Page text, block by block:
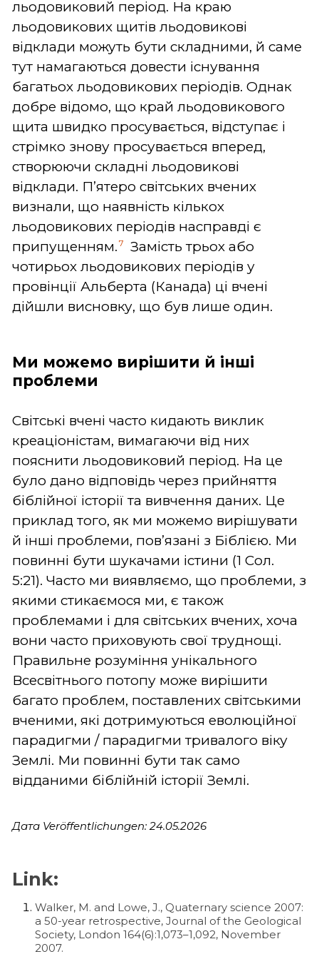
льодовиковий період. На краю
льодовикових щитів льодовикові
відклади можуть бути складними, й саме
тут намагаються довести існування
багатьох льодовикових періодів. Однак
добре відомо, що край льодовикового
щита швидко просувається, відступає і
стрімко знову просувається вперед,
створюючи складні льодовикові
відклади. П’ятеро світських вчених
визнали, що наявність кількох
льодовикових періодів насправді є
припущенням. 7
Замість трьох або
чотирьох льодовикових періодів у
провінції Альберта (Канада) ці вчені
дійшли висновку, що був лише один.
Ми можемо вирішити й інші
проблеми
Світські вчені часто кидають виклик
креаціоністам, вимагаючи від них
пояснити льодовиковий період. На це
було дано відповідь через прийняття
біблійної історії та вивчення даних. Це
приклад того, як ми можемо вирішувати
й інші проблеми, пов’язані з Біблією. Ми
повинні бути шукачами істини (1 Сол.
5:21). Часто ми виявляємо, що проблеми, з
якими стикаємося ми, є також
проблемами і для світських вчених, хоча
вони часто приховують свої труднощі.
Правильне розуміння унікального
Всесвітнього потопу може вирішити
багато проблем, поставлених світськими
вченими, які дотримуються еволюційної
парадигми / парадигми тривалого віку
Землі. Ми повинні бути так само
відданими біблійній історії Землі.
Дата Veröffentlichungen: 24.05.2026
Link:
Walker, M. and Lowe, J., Quaternary science 2007:
a 50-year retrospective, Journal of the Geological
Society, London 164(6):1,073–1,092, November
2007.